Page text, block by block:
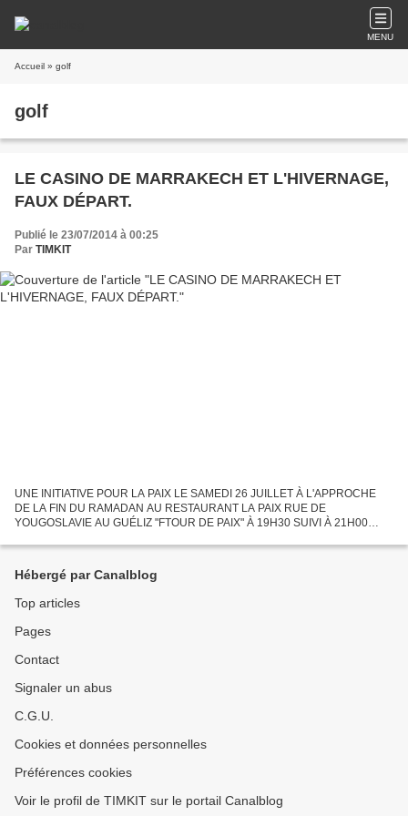
MENU
Accueil » golf
golf
LE CASINO DE MARRAKECH ET L'HIVERNAGE,
FAUX DÉPART.
Publié le 23/07/2014 à 00:25
Par TIMKIT
UNE INITIATIVE POUR LA PAIX LE SAMEDI 26 JUILLET À L'APPROCHE
DE LA FIN DU RAMADAN AU RESTAURANT LA PAIX RUE DE
YOUGOSLAVIE AU GUÉLIZ "FTOUR DE PAIX" À 19H30 SUIVI À 21H00
des violences sur...
Hébergé par Canalblog
Top articles
Pages
Contact
Signaler un abus
C.G.U.
Cookies et données personnelles
Préférences cookies
Voir le profil de TIMKIT sur le portail Canalblog